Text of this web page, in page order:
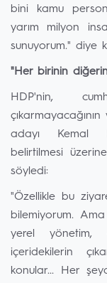
bini kamu
yarım milyon
sunuyorum." diye
"Her birinin
HDP'nin,
adayı Kemal
belirtilmesi
söyledi:
"Özellikle bu
bilemiyorum.
yerel yönetim,
içeridekilerin
konular... Her